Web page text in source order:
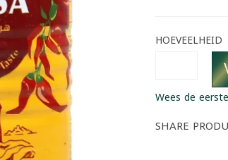
HOEVEELHEID
Wees de
SHARE